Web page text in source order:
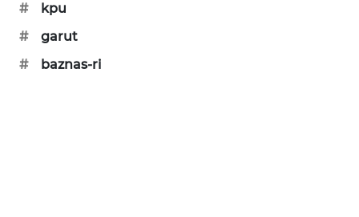
#
kpu
#
garut
#
baznas-ri